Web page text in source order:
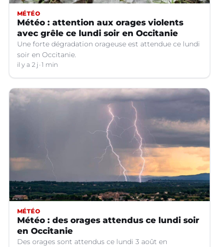
MÉTÉO
Météo : attention aux orages violents
avec grêle ce lundi soir en Occitanie
Une forte dégradation orageuse est attendue ce lundi
soir en Occitanie.
il y a 2 j 1 min
MÉTÉO
Météo : des orages attendus ce lundi soir
en Occitanie
Des orages sont attendus ce lundi 3 août en